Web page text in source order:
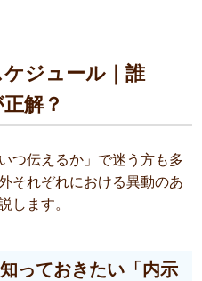
ジュール｜誰
解？
つ伝えるか」で迷う方も多
それぞれにおける異動のあ
します。
っておきたい「内示